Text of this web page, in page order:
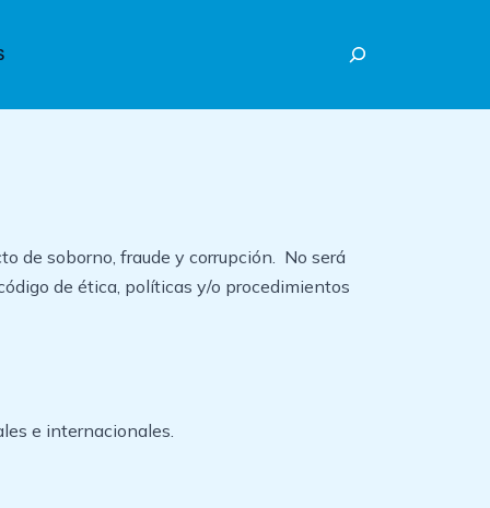
de soborno, fraude y corrupción. No será
de ética, políticas y/o procedimientos
e internacionales.